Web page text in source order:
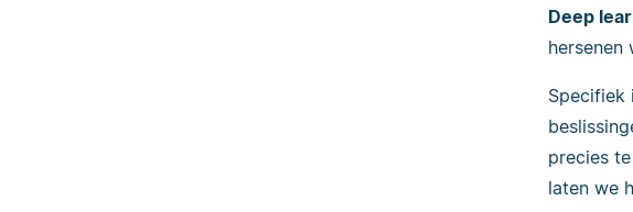
Deep
hersenen
Specifiek
precies
laten we